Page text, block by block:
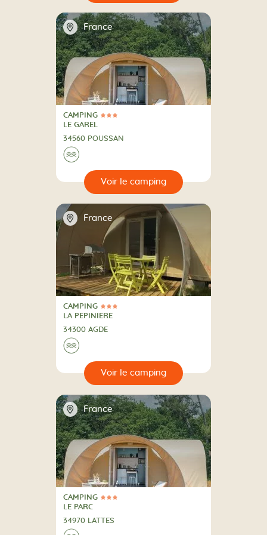
📍 France
3 Étoiles
CAMPING
CAMPING
LE GAREL
34560 POUSSAN
Au bord de l'eau
🌊
📍 France
3 Étoiles
CAMPING
CAMPING
LA PEPINIERE
34300 AGDE
Au bord de l'eau
🌊
📍 France
3 Étoiles
CAMPING
CAMPING
LE PARC
34970 LATTES